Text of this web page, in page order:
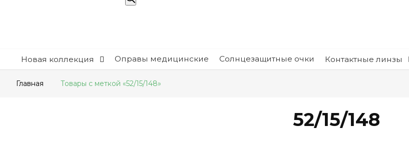
Новая коллекция Оправы медицинские Солнцезащитные очки Контактные линзы
Главная Товары с меткой «52/15/148»
52/15/148